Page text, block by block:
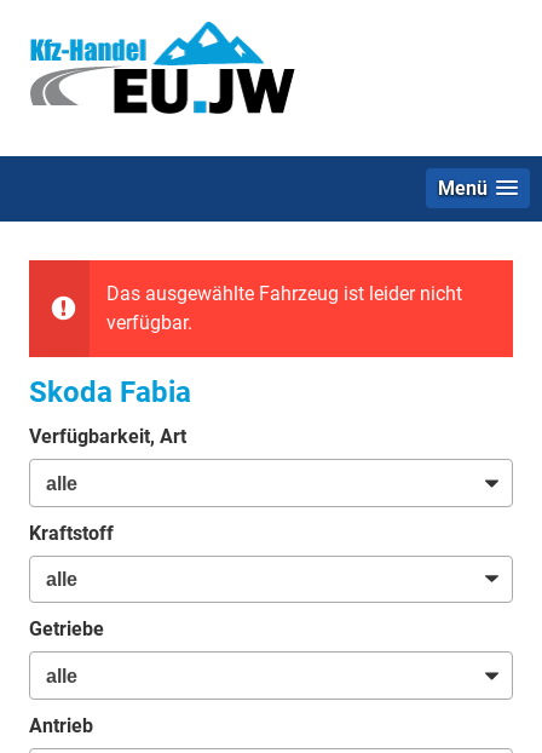
Menü
Das ausgewählte Fahrzeug ist leider nicht
verfügbar.
Skoda Fabia
Verfügbarkeit, Art
Kraftstoff
Getriebe
Antrieb